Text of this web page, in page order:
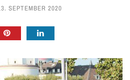
SEPTEMBER 2020